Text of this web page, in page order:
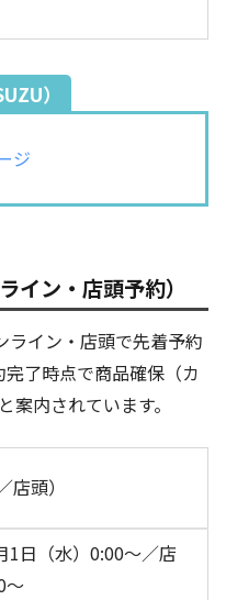
）
ジ
イン・店頭予約）
ライン・店頭で先着予約
了時点で商品確保（カ
内されています。
頭）
1日（水）0:00～／店
～